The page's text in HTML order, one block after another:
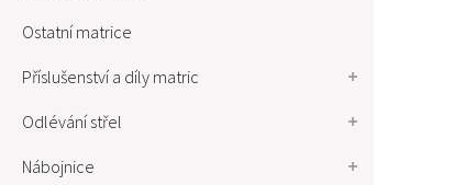
Ostatní matrice
Příslušenství a díly matric
Odlévání střel
Nábojnice